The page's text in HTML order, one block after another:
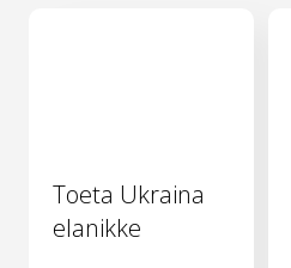
Toeta Ukraina
elanikke